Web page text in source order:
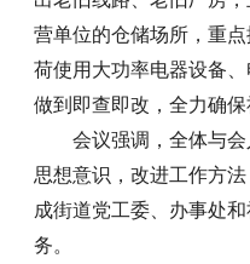
营单位的仓储场所，重
荷使用大功率电器设备
做到即查即改，全力确保
会议强调，全体与
思想意识，改进工作方
成街道党工委、办事处
务。